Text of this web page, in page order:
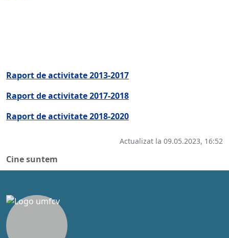
Cine suntem
Raport de activitate 2013-2017
Raport de activitate 2017-2018
Raport de activitate 2018-2020
Actualizat la 09.05.2023, 16:52